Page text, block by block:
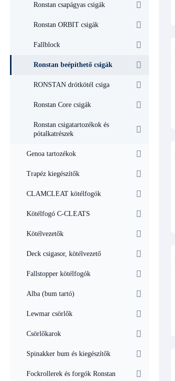
Ronstan csapágyas csigák
Ronstan ORBIT csigák
Fallblock
Ronstan beépíthető csigák
RONSTAN drótkötél csiga
Ronstan Core csigák
Ronstan csigatartozékok és
pótalkatrészek
Genoa tartozékok
Trapéz kiegészítők
CLAMCLEAT kötélfogók
Kötélfogó C-CLEATS
Kötélvezetők
Deck csigasor, kötélvezető
Fallstopper kötélfogók
Alba (bum tartó)
Lewmar csörlők
Csörlőkarok
Spinakker bum és kiegészítők
Fockrollerek és forgók Ronstan